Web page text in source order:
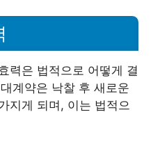
력은 법적으로 어떻게 결
계약은 낙찰 후 새로운
지게 되며, 이는 법적으